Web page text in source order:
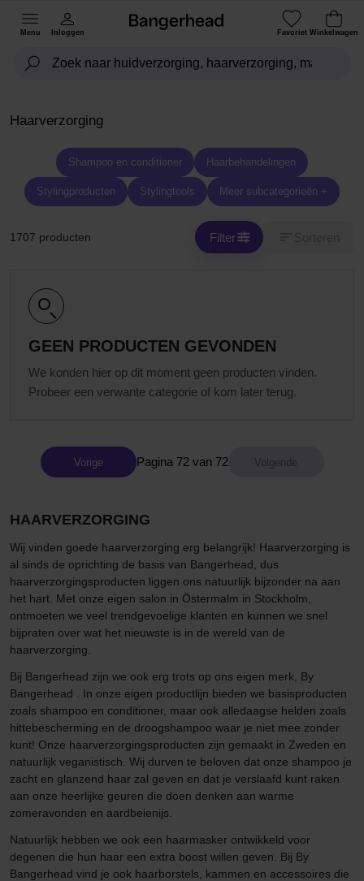
Menu Inloggen Favoriet Winkelwagen
Haarverzorging
Shampoo en conditioner Haarbehandelingen
Stylingproducten Stylingtools Meer subcategorieën +
1707 producten Filter
GEEN PRODUCTEN GEVONDEN
We konden hier op dit moment geen producten vinden.
Probeer een verwante categorie of kom later terug.
Vorige Pagina 72 van 72
HAARVERZORGING
Wij vinden goede haarverzorging erg belangrijk! Haarverzorging is
al sinds de oprichting de basis van Bangerhead, dus
haarverzorgingsproducten liggen ons natuurlijk bijzonder na aan
het hart. Met onze eigen salon in Östermalm in Stockholm,
ontmoeten we veel trendgevoelige klanten en kunnen we snel
bijpraten over wat het nieuwste is in de wereld van de
haarverzorging.
Bij Bangerhead zijn we ook erg trots op ons eigen merk, By
Bangerhead . In onze eigen productlijn bieden we basisproducten
zoals shampoo en conditioner, maar ook alledaagse helden zoals
hittebescherming en de droogshampoo waar je niet mee zonder
kunt! Onze haarverzorgingsproducten zijn gemaakt in Zweden en
natuurlijk veganistisch. Wij durven te beloven dat onze shampoo je
zacht en glanzend haar zal geven en dat je verslaafd kunt raken
aan onze heerlijke geuren die doen denken aan warme
zomeravonden en aardbeienijs.
Natuurlijk hebben we ook een haarmasker ontwikkeld voor
degenen die hun haar een extra boost willen geven. Bij By
Bangerhead vind je ook haarborstels, kammen en accessoires die